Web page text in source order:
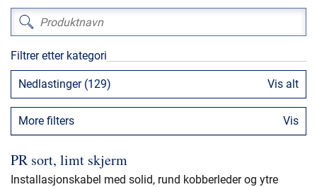
Lavspenning
Høyspenningskabeltilbehør
Mellomspenningskabeltilbehør
Referanser
Nedlastinger
Presse og arrangementer
Filtrer etter kategori
Nedlastinger (129) Vis alt
More filters Vis
PR sort, limt skjerm
Installasjonskabel med solid, rund kobberleder og ytre